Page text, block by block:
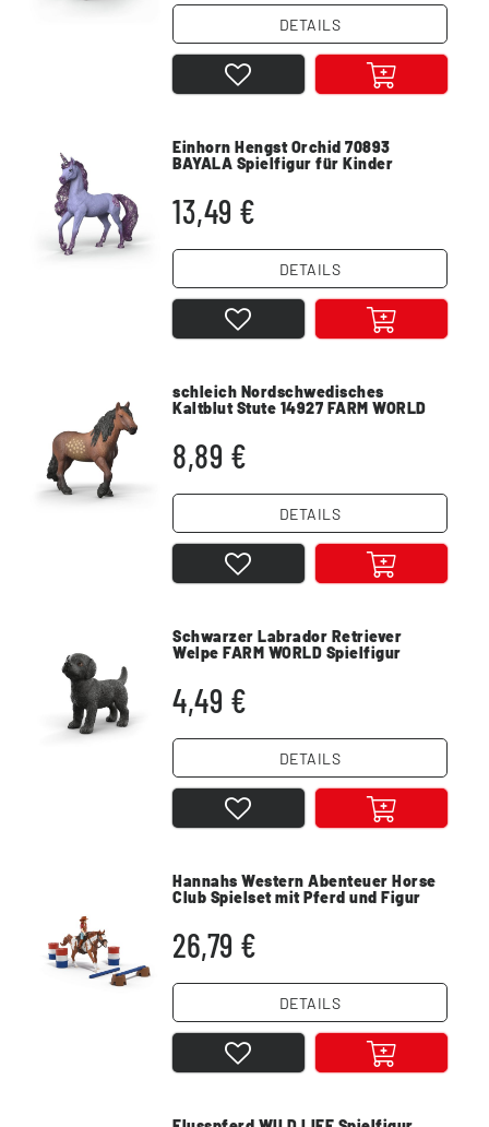
DETAILS
Einhorn Hengst Orchid 70893
BAYALA Spielfigur für Kinder
13,49 €
DETAILS
schleich Nordschwedisches
Kaltblut Stute 14927 FARM WORLD
8,89 €
DETAILS
Schwarzer Labrador Retriever
Welpe FARM WORLD Spielfigur
4,49 €
DETAILS
Hannahs Western Abenteuer Horse
Club Spielset mit Pferd und Figur
26,79 €
DETAILS